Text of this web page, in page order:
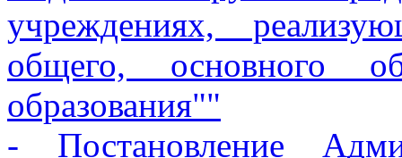
учреждениях,
общего, основного
образования""
- Постановление